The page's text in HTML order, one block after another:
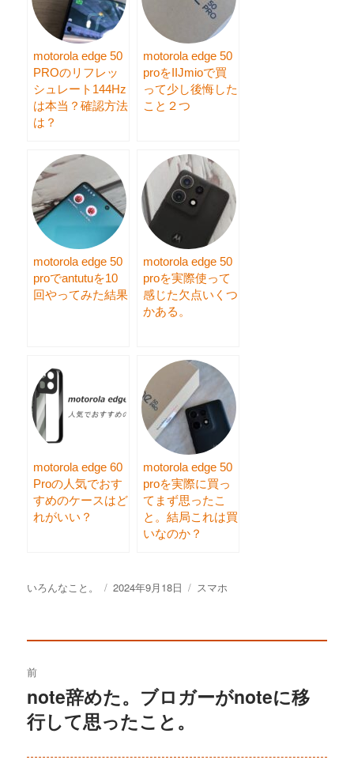
motorola edge 50
PROのリフレッ
シュレート144Hz
は本当？確認方法
は？
motorola edge 50
proをIIJmioで買
って少し後悔した
こと２つ
motorola edge 50
proでantutuを10
回やってみた結果
motorola edge 50
proを実際使って
感じた欠点いくつ
かある。
motorola edge 60
Proの人気でおす
すめのケースはど
れがいい？
motorola edge 50
proを実際に買っ
てまず思ったこ
と。結局これは買
いなのか？
投
いろんなこと。
投
2024年9月18日
カ
リ
スマホ
稿
ナ
ビ
前
過
去
投
note辞めた。ブロガーがnoteに移
行して思ったこと。